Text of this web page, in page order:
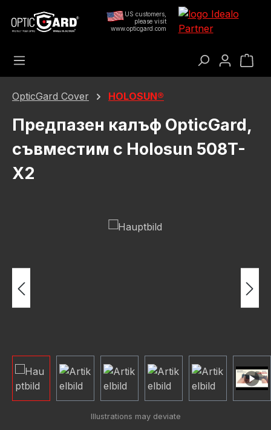
Преминете към основното съдържание
US customers,
please visit
www.opticgard.com
OpticGard Cover HOLOSUN®
Предпазен калъф OpticGard,
съвместим с Holosun 508T-
X2
Пропуснете галерия с изображения